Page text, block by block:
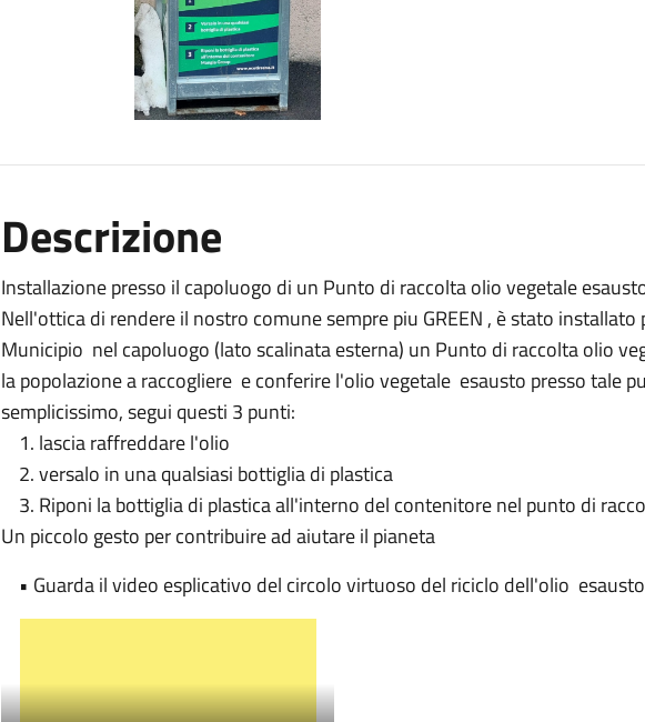
Descrizione
Installazione presso il capoluogo di un Punto di raccolta olio vegetale
Nell'ottica di rendere il nostro comune sempre piu GREEN , è stato installato
Municipio nel capoluogo (lato scalinata esterna) un Punto di raccolta olio
la popolazione a raccogliere e conferire l'olio vegetale esausto presso tale
semplicissimo, segui questi 3 punti:
1. lascia raffreddare l'olio
2. versalo in una qualsiasi bottiglia di plastica
3. Riponi la bottiglia di plastica all'interno del contenitore nel punto di
Un piccolo gesto per contribuire ad aiutare il pianeta
• Guarda il video esplicativo del circolo virtuoso del riciclo dell'olio esausto